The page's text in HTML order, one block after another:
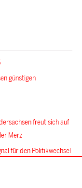
günstigen
freut sich auf
Merz
für den Politikwechsel